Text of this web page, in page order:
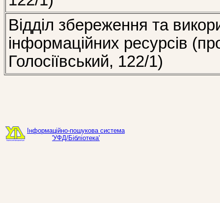
Відділ збереження та
інформаційних ресурсів
Голосіївський, 122/1)
Інформаційно-пошукова система
'УФД/Бібліотека'